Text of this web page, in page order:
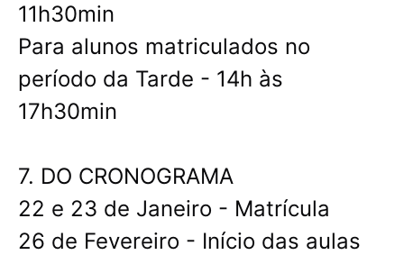
11h30min
Para alunos matriculados no
período da Tarde - 14h às
17h30min
7. DO CRONOGRAMA
22 e 23 de Janeiro - Matrícula
26 de Fevereiro - Início das aulas